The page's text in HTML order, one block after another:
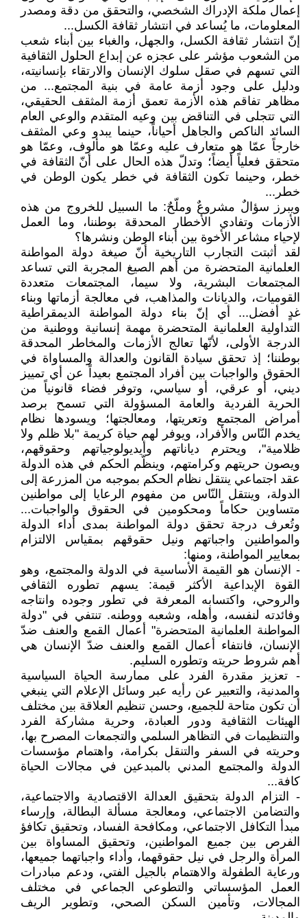
إعمال ملكة الإدراك الشخصي، والتحقق من دقة ومصدر
المعلومات، ما يُساعد في انتشار ثقافة الكسل...
إنّ انتشار ثقافة الكسل، والجهل، والغباء بين أبناء شعب
من الشعوب مؤشر على عجزه عن إبداع الحلول الثقافية
التي تسهم في صقل سلوك الإنسان والارتقاء بإنسانيته،
ودليل على وجود أزمة عامة في بنية المجتمع... من
مظاهر تفاقم هذه الأزمة تعمق أزمة المثقف الحقيقي،
التي تتجلى في التناقض بين وعيه المتقدم والوعي العام
السائد الناكص والجاهل أحياناً، حينما يبدو وعي المثقف
خارجاً عمّا هو متعارف عليه وعمّا هو مألوف، وعمّا هو
متحقق فعلياً أيضاً؛ وتدلّ هذه الحال على أنّ الثقافة في
خطر، وحينما تكون الثقافة في خطر يكون الوطن في
خطر...
ويبرز سؤالٌ مشروعٌ وملّحٌ: ما السبيل للخروج من هذه
الأزمات وتفادي الأخطار المحدقة بوطننا، وما العمل
لإحياء مشاعر الأخوة بين أبناء الوطن ونشرها؟
لقد أثبتت التجارب التاريخية أنّ صيغة دولة المواطنة
العلمانية المتحضرة من أهم الصيغ المجربة التي تساعد
المجتمعات البشرية، ولا سيما، المجتمعات متعددة
القوميات، والديانات والمذاهب، في معالجة أزماتها وبناء
غدٍ أفضل... أي إنّ بناء دولة المواطنة الديمقراطية
التداولية العلمانية المتحضرة مهمة إنسانية ووطنية من
الدرجة الأولى، لأنّها تعالج الأزمات والمخاطر المحدقة
بوطننا؛ إذ تحقق سيادة القانون والعدالة والمساواة في
الحقوق والواجبات بين أفراد المجتمع بعيداً عن أي تمييز
ديني، أو عرقي، أو سياسي، وتوفر فضاء قانونياً من
الحرية الفردية والعامة المسؤولة التي تسمح برصد
أمراض المجتمع وتعريتها، ومعالجتها؛ ويسودها نظام
يخدم النّاس والأفراد، ويوفر لهم حياة كريمة "بلا ظلم ولا
ظلامية"، ويحترم دياناتهم وأيديولوجياتهم وحقوقهم،
ويصون حريتهم وكرامتهم، وينظّم الحكم في هذه الدولة
عقد اجتماعي ينتقل نظام الحكم بموجبه من المزرعة إلى
الدولة، وينتقل النّاس من مفهوم الرعايا إلى مواطنين
متساوين حكاماً ومحكومين في الحقوق والواجبات...
وتُعرف درجة تحقق دولة المواطنة بمدى أداء الدولة
والمواطنين واجباتهم ونيل حقوقهم بمقياس الالتزام
بمعايير المواطنة، ومنها:
- الإنسان هو القيمة الأساسية في الدولة والمجتمع، وهو
القوة الإبداعية الأكثر قيمة: يسهم تطوره الثقافي
والروحي، واكتسابه المعرفة في تطور وجوده وانتاجه
وفائدته لنفسه، وأهله، وشعبه ووطنه. تنتفي في "دولة
المواطنة العلمانية المتحضرة" أعمال القمع والعنف ضدّ
الإنسان، فانتفاء أعمال القمع والعنف ضدّ الإنسان هي
أهم شروط حريته وتطوره السليم.
- تعزيز مقدرة الفرد على ممارسة الحياة السياسية
والمدنية، والتعبير عن رأيه عبر وسائل الإعلام التي ينبغي
أن تكون متاحة للجميع، وحسن تنظيم العلاقة بين مختلف
الهيئات الثقافية ودور العبادة، وحرية مشاركة الفرد
والتنظيمات في التظاهر السلمي والتجمعات المصرح بها،
وحريته في السفر والتنقل بكرامة، واهتمام مؤسسات
الدولة والمجتمع المدني بالمبدعين في مجالات الحياة
كافة...
- التزام الدولة بتحقيق العدالة الاقتصادية والاجتماعية،
والتضامن الاجتماعي، ومعالجة مسألة البطالة، وإرساء
مبدأ التكافل الاجتماعي، ومكافحة الفساد، وتحقيق تكافؤ
الفرص بين جميع المواطنين، وتحقيق المساواة بين
المرأة والرجل في نيل حقوقهما، وأداء واجباتهما جميعها،
ورعاية الطفولة والاهتمام بالجيل الفتي، ودعم مبادرات
العمل المؤسساتي والتطوعي الجماعي في مختلف
المجالات، وتأمين السكن الصحي، وتطوير الريف